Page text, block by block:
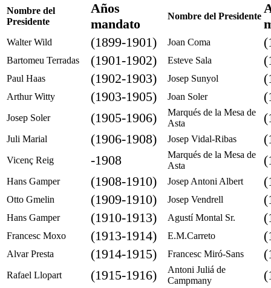
Nombre del
Presidente
Años
mandato
Nombre del Presidente
Walter Wild (1899-1901) Joan Coma
Bartomeu Terradas (1901-1902) Esteve Sala
Paul Haas (1902-1903) Josep Sunyol
Arthur Witty (1903-1905) Joan Soler
Josep Soler (1905-1906)
Marqués de la Mesa de
Asta
Juli Marial (1906-1908) Josep Vidal-Ribas
Vicenç Reig -1908
Marqués de la Mesa de
Asta
Hans Gamper (1908-1910) Josep Antoni Albert
Otto Gmelin (1909-1910) Josep Vendrell
Hans Gamper (1910-1913) Agustí Montal Sr.
Francesc Moxo (1913-1914) E.M.Carreto
Alvar Presta (1914-1915) Francesc Miró-Sans
Rafael Llopart (1915-1916)
Antoni Juliá de
Campmany